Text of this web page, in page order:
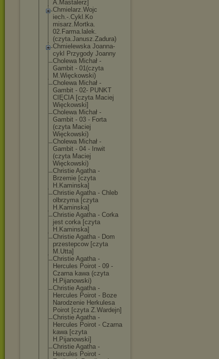
A.Mastalerz]
Chmielarz.Wojc
iech.-.Cykl.Ko
misarz.Mortka.
02.Farma.lalek.
(czyta.Janusz.Zadura)
Chmielewska Joanna-
cykl Przygody Joanny
Cholewa Michał -
Gambit - 01(czyta
M.Więckowski)
Cholewa Michał -
Gambit - 02- PUNKT
CIĘCIA [czyta Maciej
Więckowski]
Cholewa Michał -
Gambit - 03 - Forta
(czyta Maciej
Więckowski)
Cholewa Michał -
Gambit - 04 - Inwit
(czyta Maciej
Więckowski)
Christie Agatha -
Brzemie [czyta
H.Kaminska]
Christie Agatha - Chleb
olbrzyma [czyta
H.Kaminska]
Christie Agatha - Corka
jest corka [czyta
H.Kaminska]
Christie Agatha - Dom
przestepcow [czyta
M.Utta]
Christie Agatha -
Hercules Poirot - 09 -
Czarna kawa (czyta
H.Pijanowski)
Christie Agatha -
Hercules Poirot - Boze
Narodzenie Herkulesa
Poirot [czyta Z.Wardejn]
Christie Agatha -
Hercules Poirot - Czarna
kawa [czyta
H.Pijanowski]
Christie Agatha -
Hercules Poirot -